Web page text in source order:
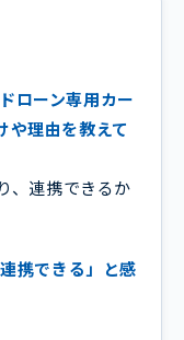
ローン専用カー
や理由を教えて
、連携できるか
携できる」と感